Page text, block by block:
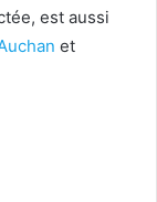
est aussi
et